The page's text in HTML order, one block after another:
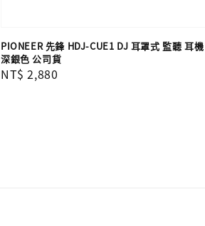
PIONEER 先鋒 HDJ-CUE1 DJ 耳罩式 監聽 耳機
深銀色 公司貨
Regular
NT$ 2,880